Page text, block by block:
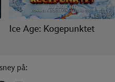
Ice Age: Kogepunktet
på: